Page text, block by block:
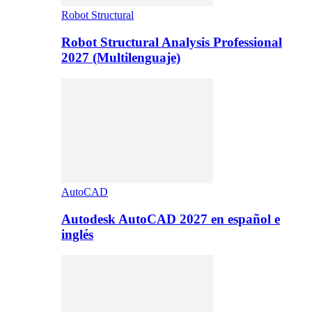
Robot Structural
Robot Structural Analysis Professional
2027 (Multilenguaje)
AutoCAD
Autodesk AutoCAD 2027 en español e
inglés